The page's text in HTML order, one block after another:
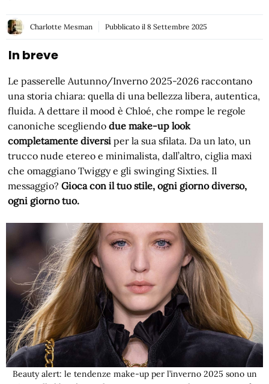
Charlotte Mesman Pubblicato il 8 Settembre 2025
In breve
Le passerelle Autunno/Inverno 2025-2026 raccontano
una storia chiara: quella di una bellezza libera, autentica,
fluida. A dettare il mood è Chloé, che rompe le regole
canoniche scegliendodue make-up look
completamente diversi per la sua sfilata. Da un lato, un
trucco nude etereo e minimalista, dall’altro, ciglia maxi
che omaggiano Twiggy e gli swinging Sixties. Il
messaggio?Gioca con il tuo stile, ogni giorno diverso,
ogni giorno tuo.
Beauty alert: le tendenze make-up per l’inverno 2025 sono un